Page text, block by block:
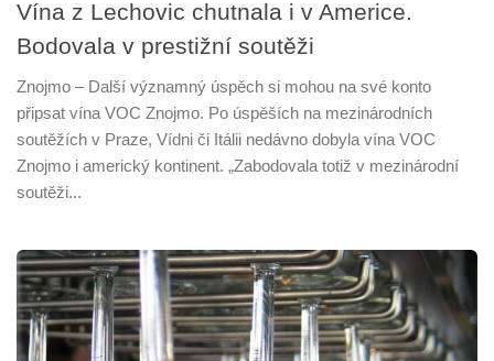
Vína z Lechovic chutnala i v Americe.
Bodovala v prestižní soutěži
Znojmo – Další významný úspěch si mohou na své konto
připsat vína VOC Znojmo. Po úspěších na mezinárodních
soutěžích v Praze, Vídni či Itálii nedávno dobyla vína VOC
Znojmo i americký kontinent. „Zabodovala totiž v mezinárodní
soutěži...